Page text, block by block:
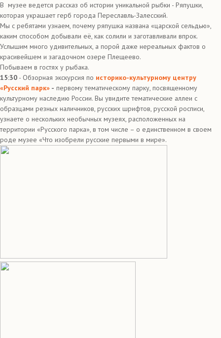
В музее ведется рассказ об истории уникальной рыбки - Ряпушки,
которая украшает герб города Переславль-Залесский.
Мы с ребятами узнаем, почему ряпушка названа «царской сельдью»,
каким способом добывали её, как солили и заготавливали впрок.
Услышим много удивительных, а порой даже нереальных фактов о
красивейшем и загадочном озере Плещеево.
Побываем в гостях у рыбака.
15:30 - Обзорная экскурсия по историко-культурному центру
«Русский парк» - первому тематическому парку, посвященному
культурному наследию России. Вы увидите тематические аллеи с
образцами резных наличников, русских шрифтов, русской росписи,
узнаете о нескольких необычных музеях, расположенных на
территории «Русского парка», в том числе – о единственном в своем
роде музее «Что изобрели русские первыми в мире».